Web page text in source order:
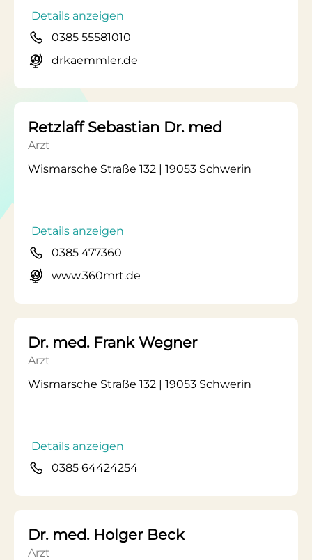
Details anzeigen
0385 55581010
drkaemmler.de
Retzlaff Sebastian Dr. med
Arzt
Wismarsche Straße 132 | 19053 Schwerin
Details anzeigen
0385 477360
www.360mrt.de
Dr. med. Frank Wegner
Arzt
Wismarsche Straße 132 | 19053 Schwerin
Details anzeigen
0385 64424254
Dr. med. Holger Beck
Arzt